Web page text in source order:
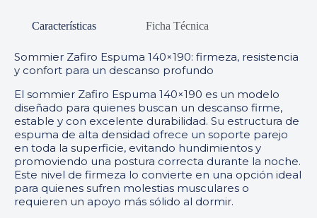
Características Ficha Técnica
Sommier Zafiro Espuma 140×190: firmeza, resistencia
y confort para un descanso profundo
El sommier Zafiro Espuma 140×190 es un modelo
diseñado para quienes buscan un descanso firme,
estable y con excelente durabilidad. Su estructura de
espuma de alta densidad ofrece un soporte parejo
en toda la superficie, evitando hundimientos y
promoviendo una postura correcta durante la noche.
Este nivel de firmeza lo convierte en una opción ideal
para quienes sufren molestias musculares o
requieren un apoyo más sólido al dormir.